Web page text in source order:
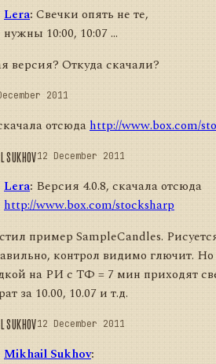
Lera: Свечки опять не те,
нужны 10:00, 10:07 ...
версия? Откуда скачали?
2011
отсюдаhttp://www.box.com/
SUKHOV12 December 2011
Lera: Версия 4.0.8, скачала отсюда
http://www.box.com/stocksharp
пример SampleCandles.
контрол видимо глючит.
на РИ с ТФ = 7 мин приходят
за 10.00, 10.07 и т.д.
SUKHOV12 December 2011
Mikhail Sukhov: